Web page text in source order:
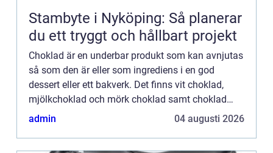
Stambyte i Nyköping: Så planerar
du ett tryggt och hållbart projekt
Choklad är en underbar produkt som kan avnjutas
så som den är eller som ingrediens i en god
dessert eller ett bakverk. Det finns vit choklad,
mjölkchoklad och mörk choklad samt choklad
med massa olika smaker. Den smaksatta
admin 04 augusti 2026